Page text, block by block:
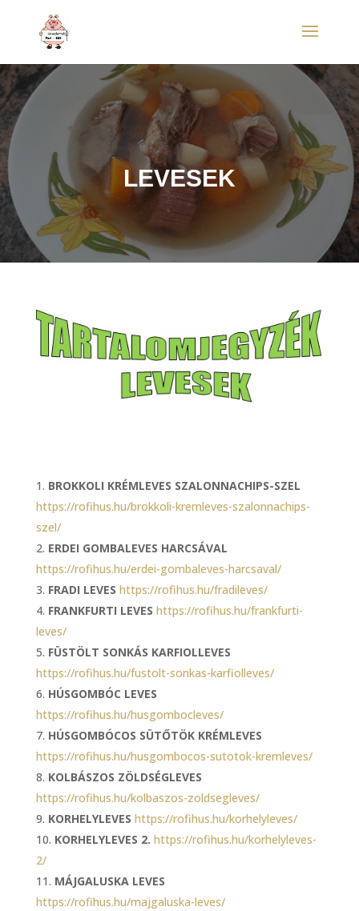
LEVESEK
BROKKOLI KRÉMLEVES SZALONNACHIPS-SZEL
https://rofihus.hu/brokkoli-kremleves-szalonnachips-
szel/
ERDEI GOMBALEVES HARCSÁVAL
https://rofihus.hu/erdei-gombaleves-harcsaval/
FRADI LEVES https://rofihus.hu/fradileves/
FRANKFURTI LEVES https://rofihus.hu/frankfurti-
leves/
FÜSTÖLT SONKÁS KARFIOLLEVES
https://rofihus.hu/fustolt-sonkas-karfiolleves/
HÚSGOMBÓC LEVES
https://rofihus.hu/husgombocleves/
HÚSGOMBÓCOS SÜTŐTÖK KRÉMLEVES
https://rofihus.hu/husgombocos-sutotok-kremleves/
KOLBÁSZOS ZÖLDSÉGLEVES
https://rofihus.hu/kolbaszos-zoldsegleves/
KORHELYLEVES https://rofihus.hu/korhelyleves/
KORHELYLEVES 2. https://rofihus.hu/korhelyleves-
2/
MÁJGALUSKA LEVES
https://rofihus.hu/majgaluska-leves/